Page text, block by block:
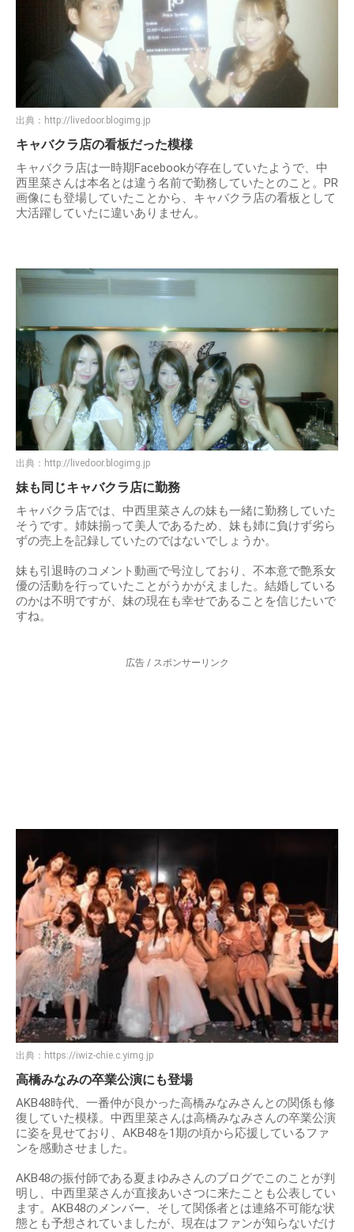
出典： http://livedoor.blogimg.jp
キャバクラ店の看板だった模様
キャバクラ店は一時期Facebookが存在していたようで、中
西里菜さんは本名とは違う名前で勤務していたとのこと。PR
画像にも登場していたことから、キャバクラ店の看板として
大活躍していたに違いありません。
出典： http://livedoor.blogimg.jp
妹も同じキャバクラ店に勤務
キャバクラ店では、中西里菜さんの妹も一緒に勤務していた
そうです。姉妹揃って美人であるため、妹も姉に負けず劣ら
ずの売上を記録していたのではないでしょうか。
妹も引退時のコメント動画で号泣しており、不本意で艶系女
優の活動を行っていたことがうかがえました。結婚している
のかは不明ですが、妹の現在も幸せであることを信じたいで
すね。
広告 / スポンサーリンク
出典： https://iwiz-chie.c.yimg.jp
高橋みなみの卒業公演にも登場
AKB48時代、一番仲が良かった高橋みなみさんとの関係も修
復していた模様。中西里菜さんは高橋みなみさんの卒業公演
に姿を見せており、AKB48を1期の頃から応援しているファ
ンを感動させました。
AKB48の振付師である夏まゆみさんのブログでこのことが判
明し、中西里菜さんが直接あいさつに来たことも公表してい
ます。AKB48のメンバー、そして関係者とは連絡不可能な状
態とも予想されていましたが、現在はファンが知らないだけ